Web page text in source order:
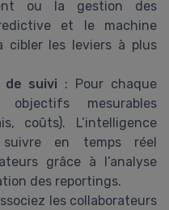
ou la gestion des
et le machine
cibler les leviers à plus
de suivi : Pour chaque
mesurables
coûts). L’intelligence
en temps réel
grâce à l’analyse
des reportings.
les collaborateurs